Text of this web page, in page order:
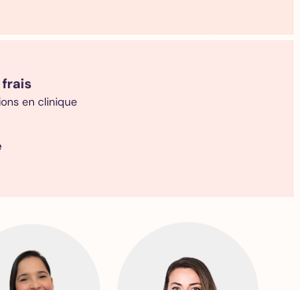
frais
en clinique